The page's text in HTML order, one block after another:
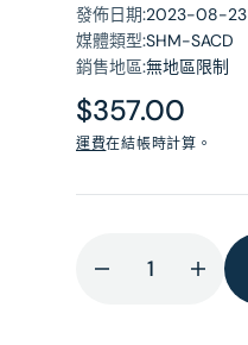
發佈日期:2023-08-23
媒體類型:SHM-SACD
銷售地區:無地區限制
原
價
$357.00
運費在結帳時計算。
增